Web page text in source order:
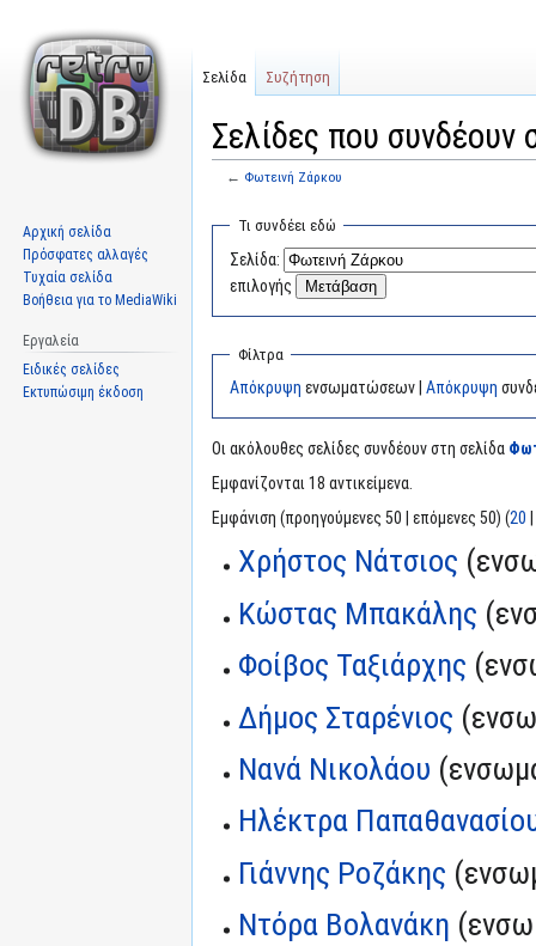
Σελίδες που συνδέουν
← Φωτεινή Ζάρκου
Μετάβαση
πλοήγηση
Πήδηση
αναζήτηση
Τι συνδέει εδώ
Σελίδα:
επιλογής
Φίλτρα
Απόκρυψη ενσωματώσεων | Απόκρυψη
Οι ακόλουθες σελίδες συνδέουν στη σελίδα
Εμφανίζονται 18 αντικείμενα.
Εμφάνιση (προηγούμενες 50 | επόμενες 50) (20
Χρήστος Νάτσιος
Κώστας Μπακάλης
Φοίβος Ταξιάρχης
Δήμος Σταρένιος
Νανά Νικολάου
Ηλέκτρα
Γιάννης Ροζάκης
Ντόρα Βολανάκη
Σελίδα Συζήτηση
Αρχική σελίδα
Πρόσφατες αλλαγές
Τυχαία σελίδα
Βοήθεια για το MediaWiki
Εργαλεία
Ειδικές σελίδες
Εκτυπώσιμη έκδοση